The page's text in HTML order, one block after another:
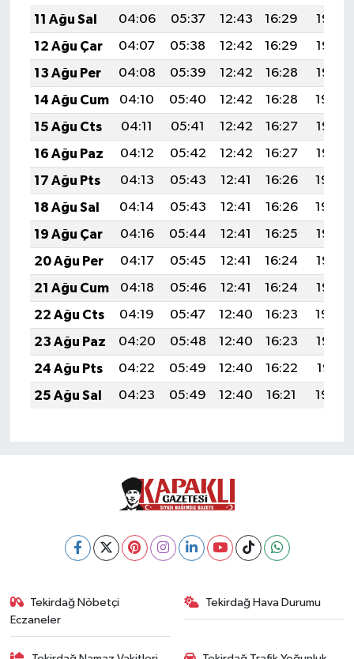
11 Ağu Sal
04:06 05:37 12:43 16:29
19:38
12 Ağu Çar
04:07 05:38 12:42 16:29
19:37
13 Ağu Per
04:08 05:39 12:42 16:28
19:35
14 Ağu Cum
04:10 05:40 12:42 16:28
19:34
15 Ağu Cts
04:11 05:41 12:42 16:27
19:33
16 Ağu Paz
04:12 05:42 12:42 16:27
19:32
17 Ağu Pts
04:13 05:43 12:41 16:26
19:30
18 Ağu Sal
04:14 05:43 12:41 16:26
19:29
19 Ağu Çar
04:16 05:44 12:41 16:25
19:28
20 Ağu Per
04:17 05:45 12:41 16:24
19:27
21 Ağu Cum
04:18 05:46 12:41 16:24
19:25
22 Ağu Cts
04:19 05:47 12:40 16:23
19:24
23 Ağu Paz
04:20 05:48 12:40 16:23
19:22
24 Ağu Pts
04:22 05:49 12:40 16:22
19:21
25 Ağu Sal
04:23 05:49 12:40 16:21 19:20
Tekirdağ Nöbetçi
Eczaneler
Tekirdağ Hava Durumu